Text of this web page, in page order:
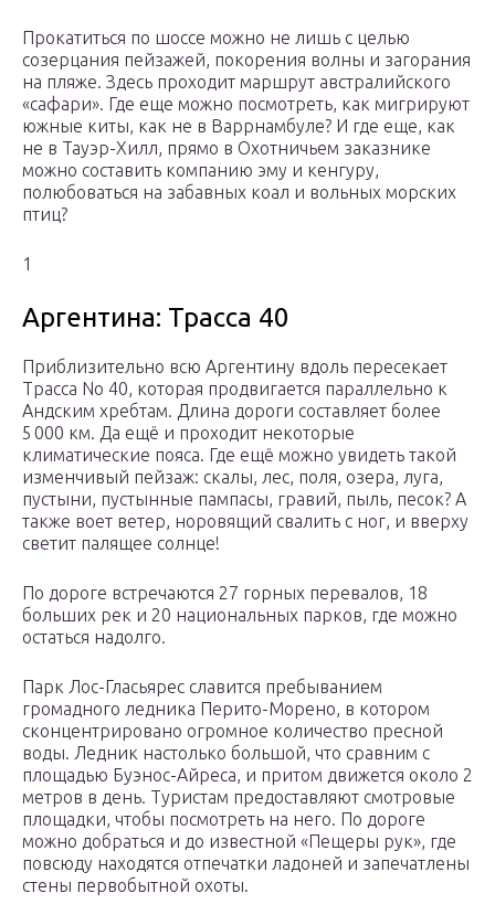
Прокатиться по шоссе можно не лишь с целью
созерцания пейзажей, покорения волны и загорания
на пляже. Здесь проходит маршрут австралийского
«сафари». Где еще можно посмотреть, как мигрируют
южные киты, как не в Варрнамбуле? И где еще, как
не в Тауэр-Хилл, прямо в Охотничьем заказнике
можно составить компанию эму и кенгуру,
полюбоваться на забавных коал и вольных морских
птиц?
1
Аргентина: Трасса 40
Приблизительно всю Аргентину вдоль пересекает
Трасса No 40, которая продвигается параллельно к
Андским хребтам. Длина дороги составляет более
5 000 км. Да ещё и проходит некоторые
климатические пояса. Где ещё можно увидеть такой
изменчивый пейзаж: скалы, лес, поля, озера, луга,
пустыни, пустынные пампасы, гравий, пыль, песок? А
также воет ветер, норовящий свалить с ног, и вверху
светит палящее солнце!
По дороге встречаются 27 горных перевалов, 18
больших рек и 20 национальных парков, где можно
остаться надолго.
Парк Лос-Гласьярес славится пребыванием
громадного ледника Перито-Морено, в котором
сконцентрировано огромное количество пресной
воды. Ледник настолько большой, что сравним с
площадью Буэнос-Айреса, и притом движется около 2
метров в день. Туристам предоставляют смотровые
площадки, чтобы посмотреть на него. По дороге
можно добраться и до известной «Пещеры рук», где
повсюду находятся отпечатки ладоней и запечатлены
стены первобытной охоты.